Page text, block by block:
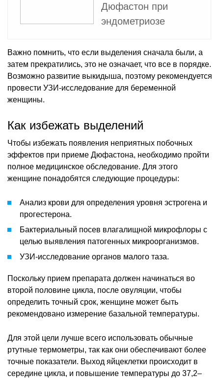
Дюфастон при
эндометриозе
Важно помнить, что если выделения сначала были, а
затем прекратились, это не означает, что все в порядке.
Возможно развитие выкидыша, поэтому рекомендуется
провести УЗИ-исследование для беременной
женщины.
Как избежать выделений
Чтобы избежать появления неприятных побочных
эффектов при приеме Дюфастона, необходимо пройти
полное медицинское обследование. Для этого
женщине понадобятся следующие процедуры:
Анализ крови для определения уровня эстрогена и
прогестерона.
Бактериальный посев влагалищной микрофлоры с
целью выявления патогенных микроорганизмов.
УЗИ-исследование органов малого таза.
Поскольку прием препарата должен начинаться во
второй половине цикла, после овуляции, чтобы
определить точный срок, женщине может быть
рекомендовано измерение базальной температуры.
Для этой цели лучше всего использовать обычные
ртутные термометры, так как они обеспечивают более
точные показатели. Выход яйцеклетки происходит в
середине цикла, и повышение температуры до 37,2–